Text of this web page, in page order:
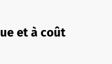
et à coût